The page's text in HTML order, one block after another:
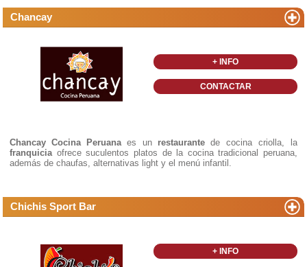
Chancay
+ INFO
CONTACTAR
Chancay Cocina Peruana es un restaurante de cocina criolla, la
franquicia ofrece suculentos platos de la cocina tradicional peruana,
además de chaufas, alternativas light y el menú infantil.
Chichis Sport Bar
+ INFO